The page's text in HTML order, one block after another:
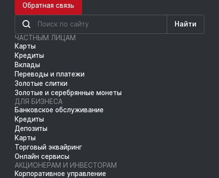
Обратная связь
Найти
ЧАСТНЫМ ЛИЦАМ
Карты
Кредиты
Вклады
Переводы и платежи
Золотые слитки
Золотые и серебрянные монеты
ДЛЯ БИЗНЕСА
Банковское обслуживание
Кредиты
Депозиты
Карты
Торговый эквайринг
Онлайн сервисы
АКЦИОНЕРАМ И ИНВЕСТОРАМ
Корпоративное управление